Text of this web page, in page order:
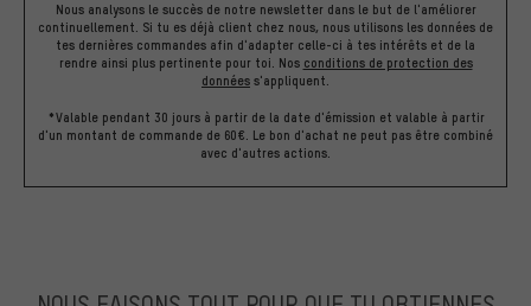
Nous analysons le succès de notre newsletter dans le but de l'améliorer
continuellement. Si tu es déjà client chez nous, nous utilisons les données de
tes dernières commandes afin d'adapter celle-ci à tes intérêts et de la
rendre ainsi plus pertinente pour toi. Nos conditions de protection des
données s'appliquent.
*Valable pendant 30 jours à partir de la date d'émission et valable à partir
d'un montant de commande de 60€. Le bon d'achat ne peut pas être combiné
avec d'autres actions.